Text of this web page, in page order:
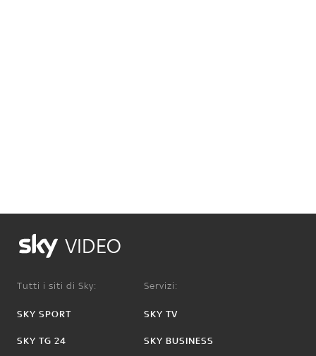
VIDEO
Tutti i siti di Sky:
SKY SPORT
SKY TG 24
Servizi:
SKY TV
SKY BUSINESS